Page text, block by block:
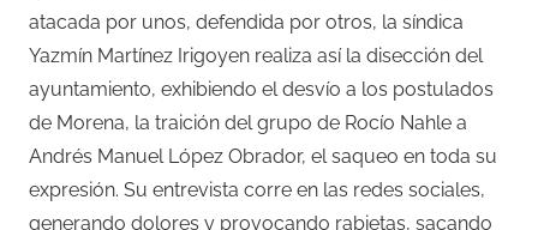
atacada por unos, defendida por otros, la síndica
Yazmín Martínez Irigoyen realiza así la disección del
ayuntamiento, exhibiendo el desvío a los postulados
de Morena, la traición del grupo de Rocío Nahle a
Andrés Manuel López Obrador, el saqueo en toda su
expresión. Su entrevista corre en las redes sociales,
generando dolores y provocando rabietas, sacando